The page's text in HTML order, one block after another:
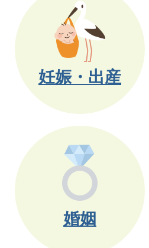
妊娠・出産
婚姻